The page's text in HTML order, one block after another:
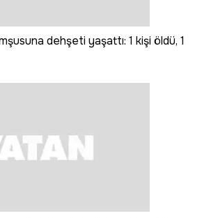
dehşeti yaşattı: 1 kişi öldü, 1